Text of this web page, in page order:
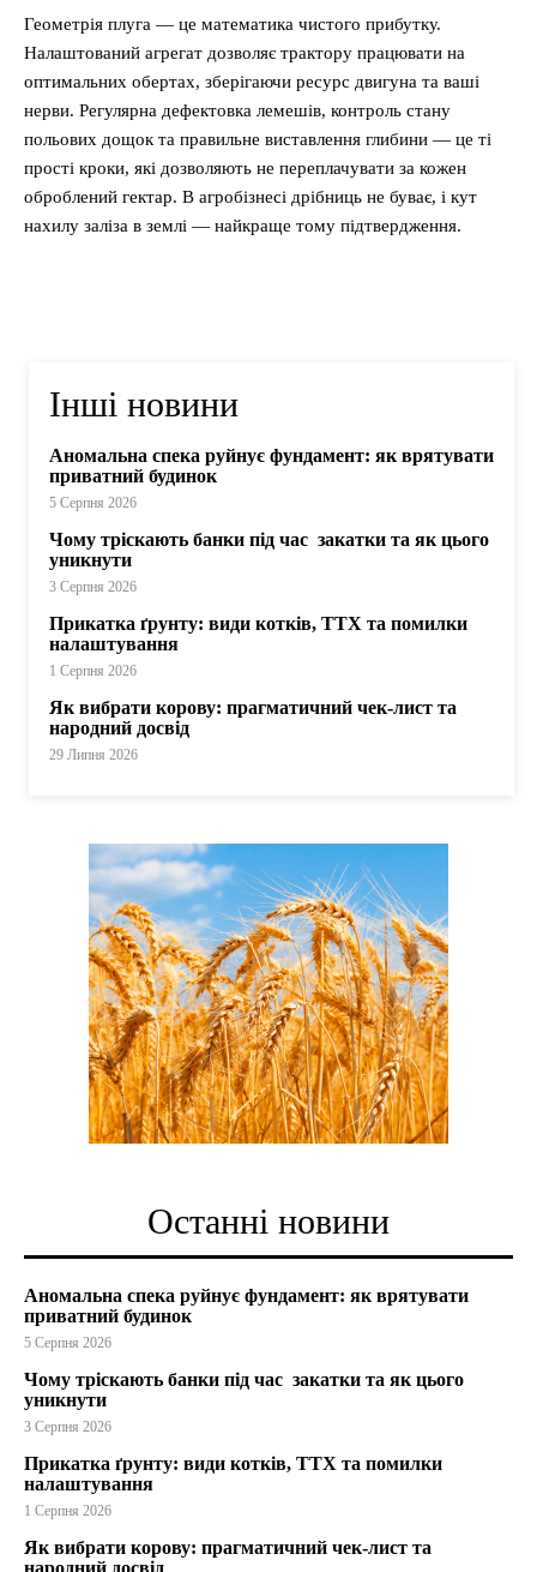
Геометрія плуга — це математика чистого прибутку.
Налаштований агрегат дозволяє трактору працювати на
оптимальних обертах, зберігаючи ресурс двигуна та ваші
нерви. Регулярна дефектовка лемешів, контроль стану
польових дощок та правильне виставлення глибини — це ті
прості кроки, які дозволяють не переплачувати за кожен
оброблений гектар. В агробізнесі дрібниць не буває, і кут
нахилу заліза в землі — найкраще тому підтвердження.
Інші новини
Аномальна спека руйнує фундамент: як врятувати
приватний будинок
5 Серпня 2026
Чому тріскають банки під час закатки та як цього
уникнути
3 Серпня 2026
Прикатка ґрунту: види котків, ТТХ та помилки
налаштування
1 Серпня 2026
Як вибрати корову: прагматичний чек-лист та
народний досвід
29 Липня 2026
Останні новини
Аномальна спека руйнує фундамент: як врятувати
приватний будинок
5 Серпня 2026
Чому тріскають банки під час закатки та як цього
уникнути
3 Серпня 2026
Прикатка ґрунту: види котків, ТТХ та помилки
налаштування
1 Серпня 2026
Як вибрати корову: прагматичний чек-лист та
народний досвід